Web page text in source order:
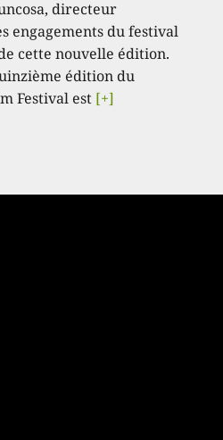
directeur
engagements du festival
cette nouvelle édition.
édition du
Festival est [+]